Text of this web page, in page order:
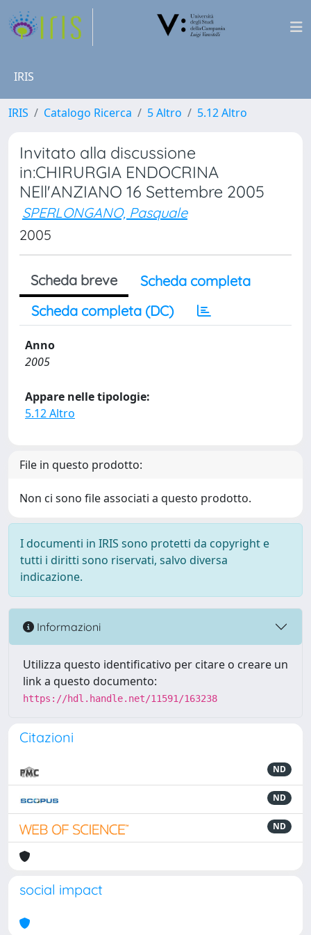
IRIS
IRIS Catalogo Ricerca 5 Altro 5.12 Altro
Invitato alla discussione
in:CHIRURGIA ENDOCRINA
NEll'ANZIANO 16 Settembre 2005
SPERLONGANO, Pasquale
2005
Scheda breve
Scheda completa
Scheda completa (DC)
Anno
2005
Appare nelle tipologie:
5.12 Altro
File in questo prodotto:
Non ci sono file associati a questo prodotto.
I documenti in IRIS sono protetti da copyright e
tutti i diritti sono riservati, salvo diversa
indicazione.
Informazioni
Utilizza questo identificativo per citare o creare un
link a questo documento:
https://hdl.handle.net/11591/163238
Citazioni
ND
ND
ND
social impact